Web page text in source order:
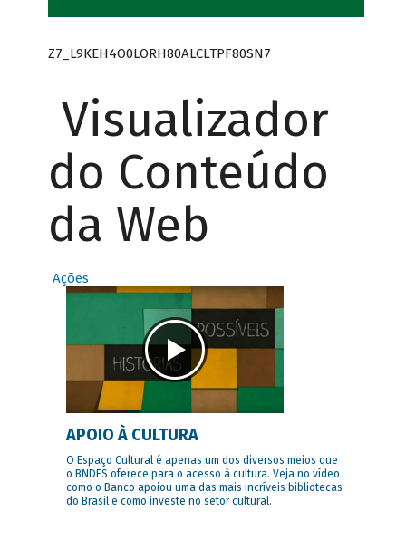
Z7_L9KEH4O0LORH80ALCLTPF80SN7
Visualizador
do Conteúdo
da Web
Ações
APOIO À CULTURA
O Espaço Cultural é apenas um dos diversos meios que
o BNDES oferece para o acesso à cultura. Veja no vídeo
como o Banco apoiou uma das mais incríveis bibliotecas
do Brasil e como investe no setor cultural.